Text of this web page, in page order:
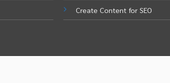
Create Content for SEO